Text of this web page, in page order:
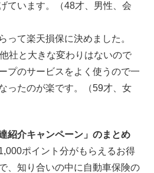
ています。（48才、男性、会
って楽天損保に決めました。
社と大きな変わりはないので
プのサービスをよく使うので一
ったのが楽です。（59才、女
紹介キャンペーン」のまとめ
ポイント分がもらえるお得
、知り合いの中に自動車保険の